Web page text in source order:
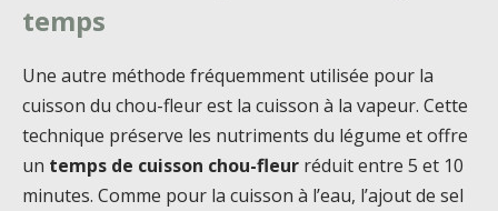
temps
Une autre méthode fréquemment utilisée pour la
cuisson du chou-fleur est la cuisson à la vapeur. Cette
technique préserve les nutriments du légume et offre
un temps de cuisson chou-fleur réduit entre 5 et 10
minutes. Comme pour la cuisson à l’eau, l’ajout de sel